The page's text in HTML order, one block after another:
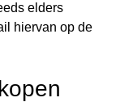
elders
hiervan op de